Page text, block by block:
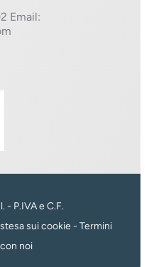
Email:
- P.IVA e C.F.
sui cookie - Termini
noi